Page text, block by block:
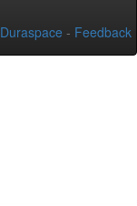
Duraspace - Feedback